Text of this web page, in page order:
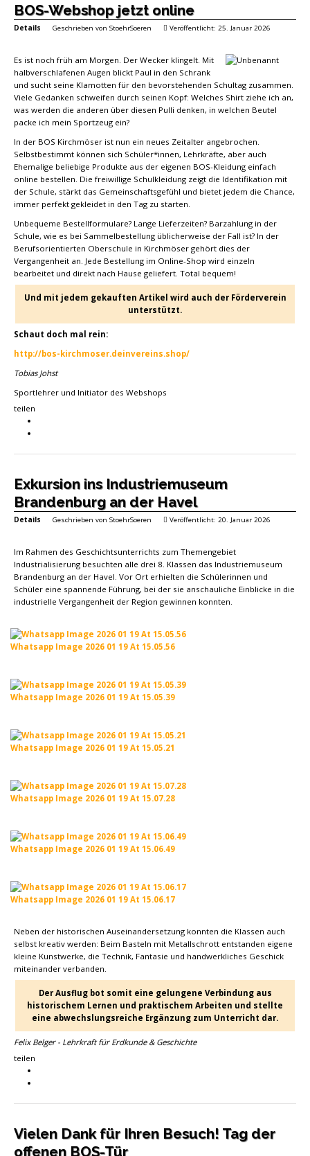
BOS-Webshop jetzt online
Details Geschrieben von StoehrSoeren Veröffentlicht: 25. Januar 2026
Es ist noch früh am Morgen. Der Wecker klingelt. Mit
halbverschlafenen Augen blickt Paul in den Schrank
und sucht seine Klamotten für den bevorstehenden Schultag zusammen.
Viele Gedanken schweifen durch seinen Kopf: Welches Shirt ziehe ich an,
was werden die anderen über diesen Pulli denken, in welchen Beutel
packe ich mein Sportzeug ein?
In der BOS Kirchmöser ist nun ein neues Zeitalter angebrochen.
Selbstbestimmt können sich Schüler*innen, Lehrkräfte, aber auch
Ehemalige beliebige Produkte aus der eigenen BOS-Kleidung einfach
online bestellen. Die freiwillige Schulkleidung zeigt die Identifikation mit
der Schule, stärkt das Gemeinschaftsgefühl und bietet jedem die Chance,
immer perfekt gekleidet in den Tag zu starten.
Unbequeme Bestellformulare? Lange Lieferzeiten? Barzahlung in der
Schule, wie es bei Sammelbestellung üblicherweise der Fall ist? In der
Berufsorientierten Oberschule in Kirchmöser gehört dies der
Vergangenheit an. Jede Bestellung im Online-Shop wird einzeln
bearbeitet und direkt nach Hause geliefert. Total bequem!
Und mit jedem gekauften Artikel wird auch der Förderverein
unterstützt.
Schaut doch mal rein:
http://bos-kirchmoser.deinvereins.shop/
Tobias Johst
Sportlehrer und Initiator des Webshops
teilen
Exkursion ins Industriemuseum
Brandenburg an der Havel
Details Geschrieben von StoehrSoeren Veröffentlicht: 20. Januar 2026
Im Rahmen des Geschichtsunterrichts zum Themengebiet
Industrialisierung besuchten alle drei 8. Klassen das Industriemuseum
Brandenburg an der Havel. Vor Ort erhielten die Schülerinnen und
Schüler eine spannende Führung, bei der sie anschauliche Einblicke in die
industrielle Vergangenheit der Region gewinnen konnten.
Whatsapp Image 2026 01 19 At 15.05.56
Whatsapp Image 2026 01 19 At 15.05.39
Whatsapp Image 2026 01 19 At 15.05.21
Whatsapp Image 2026 01 19 At 15.07.28
Whatsapp Image 2026 01 19 At 15.06.49
Whatsapp Image 2026 01 19 At 15.06.17
Neben der historischen Auseinandersetzung konnten die Klassen auch
selbst kreativ werden: Beim Basteln mit Metallschrott entstanden eigene
kleine Kunstwerke, die Technik, Fantasie und handwerkliches Geschick
miteinander verbanden.
Der Ausflug bot somit eine gelungene Verbindung aus
historischem Lernen und praktischem Arbeiten und stellte
eine abwechslungsreiche Ergänzung zum Unterricht dar.
Felix Belger - Lehrkraft für Erdkunde & Geschichte
teilen
Vielen Dank für Ihren Besuch! Tag der
offenen BOS-Tür